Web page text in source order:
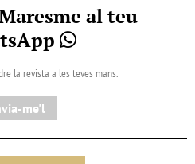
al teu
la revista a les teves mans.
me'l